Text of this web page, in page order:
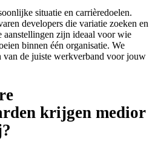
situatie en carrièredoelen.
developers die variatie zoeken en
aanstellingen zijn ideaal voor wie
binnen één organisatie. We
van de juiste werkverband voor jouw
krijgen medior